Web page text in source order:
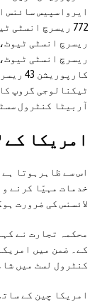
ایرواسپیس سائنس
ریسرچ انسٹی
آربیٹا کنٹرول
امريکا کے
اس سے ظاہرہوتا
خدمات مہیّا کرنے
لائسنس کی ضرورت
محکمہ تجارت نے
کے۔ ضمن میں
کنٹرول لسٹ میں
امريکا چين کے